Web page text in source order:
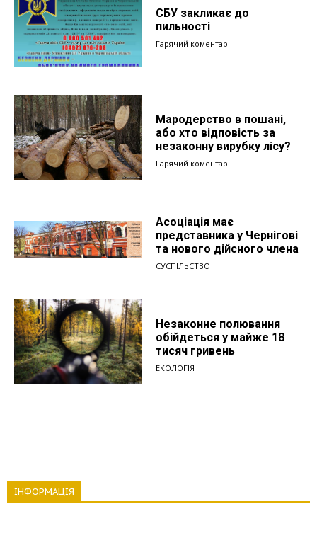
СБУ закликає до
пильності
Гарячий коментар
Мародерство в пошані,
або хто відповість за
незаконну вирубку лісу?
Гарячий коментар
Асоціація має
представника у Чернігові
та нового дійсного члена
СУСПІЛЬСТВО
Незаконне полювання
обійдеться у майже 18
тисяч гривень
ЕКОЛОГІЯ
ІНФОРМАЦІЯ